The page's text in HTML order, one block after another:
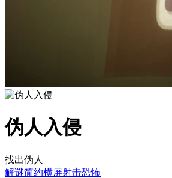
伪人入侵
找出伪人
解谜简约横屏射击恐怖